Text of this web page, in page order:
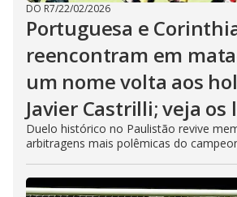
DO R7/22/02/2026
Portuguesa e
reencontram em
um nome volta aos
Javier Castrilli; veja os
Duelo histórico no Paulistão revive
arbitragens mais polêmicas do